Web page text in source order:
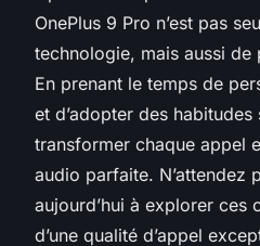
OnePlus 9 Pro n’est pas
technologie, mais aussi de
En prenant le temps de
et d’adopter des
transformer chaque appel
audio parfaite. N’attendez
aujourd’hui à explorer ces
d’une qualité d’appel